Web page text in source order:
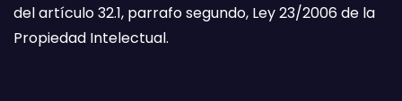
del artículo 32.1, parrafo segundo, Ley 23/2006 de la
Propiedad Intelectual.